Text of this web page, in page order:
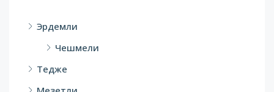
Эрдемли
Чешмели
Тедже